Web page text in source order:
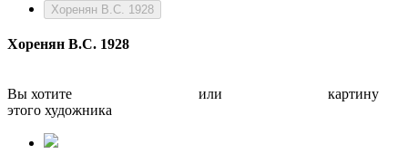
Хоренян В.С. 1928
Хоренян В.С. 1928
Вы хотите или
картину
этого художника